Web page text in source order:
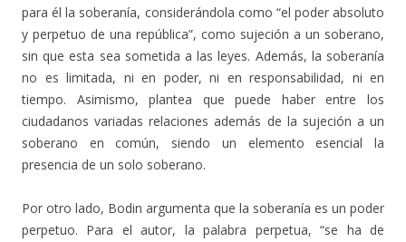
para él la soberanía, considerándola como “el poder absoluto
y perpetuo de una república”, como sujeción a un soberano,
sin que esta sea sometida a las leyes. Además, la soberanía
no es limitada, ni en poder, ni en responsabilidad, ni en
tiempo. Asimismo, plantea que puede haber entre los
ciudadanos variadas relaciones además de la sujeción a un
soberano en común, siendo un elemento esencial la
presencia de un solo soberano.
Por otro lado, Bodin argumenta que la soberanía es un poder
perpetuo. Para el autor, la palabra perpetua, “se ha de